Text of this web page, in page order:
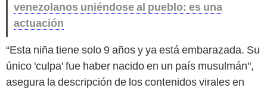
venezolanos uniéndose al pueblo: es una
actuación
“Esta niña tiene solo 9 años y ya está embarazada. Su
único 'culpa' fue haber nacido en un país musulmán",
asegura la descripción de los contenidos virales en